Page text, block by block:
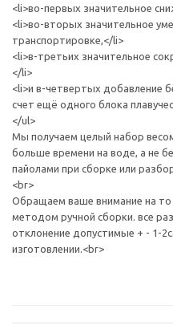
<li>во-первых значительное
<li>во-вторых значительное
транспортировке,</li>
<li>в-третьих значительное
</li>
<li>и в-четвертых добавление
счет ещё одного блока
</ul>
Мы получаем целый набор
больше времени на воде, а не
пайолами при сборке или
<br>
Обращаем ваше внимание на
методом ручной сборки. все
отклонение допустимые + - 1-
изготовлении.<br>